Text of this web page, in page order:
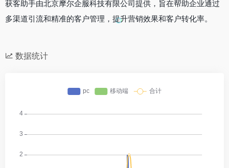
获客助手由北京摩尔企服科技有限公司提供，旨在帮助企业通过
多渠道引流和精准的客户管理，提升营销效果和客户转化率。
数据统计